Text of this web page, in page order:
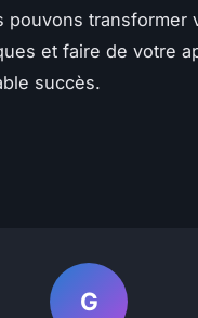
pouvons transformer
et faire de votre
succès.
G